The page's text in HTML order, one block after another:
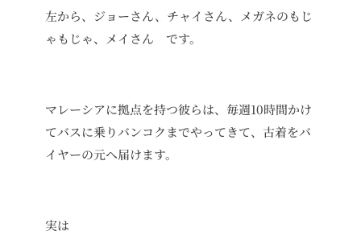
左から、ジョーさん、チャイさん、メガネのもじ
ゃもじゃ、メイさん です。
マレーシアに拠点を持つ彼らは、毎週10時間かけ
てバスに乗りバンコクまでやってきて、古着をバ
イヤーの元へ届けます。
実は